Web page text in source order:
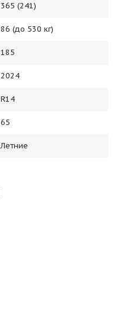
365 (241)
86 (до 530 кг)
185
2024
R14
65
Летние